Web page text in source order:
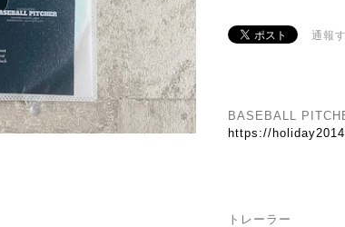
通報
BASEBALL
https://
トレーラー